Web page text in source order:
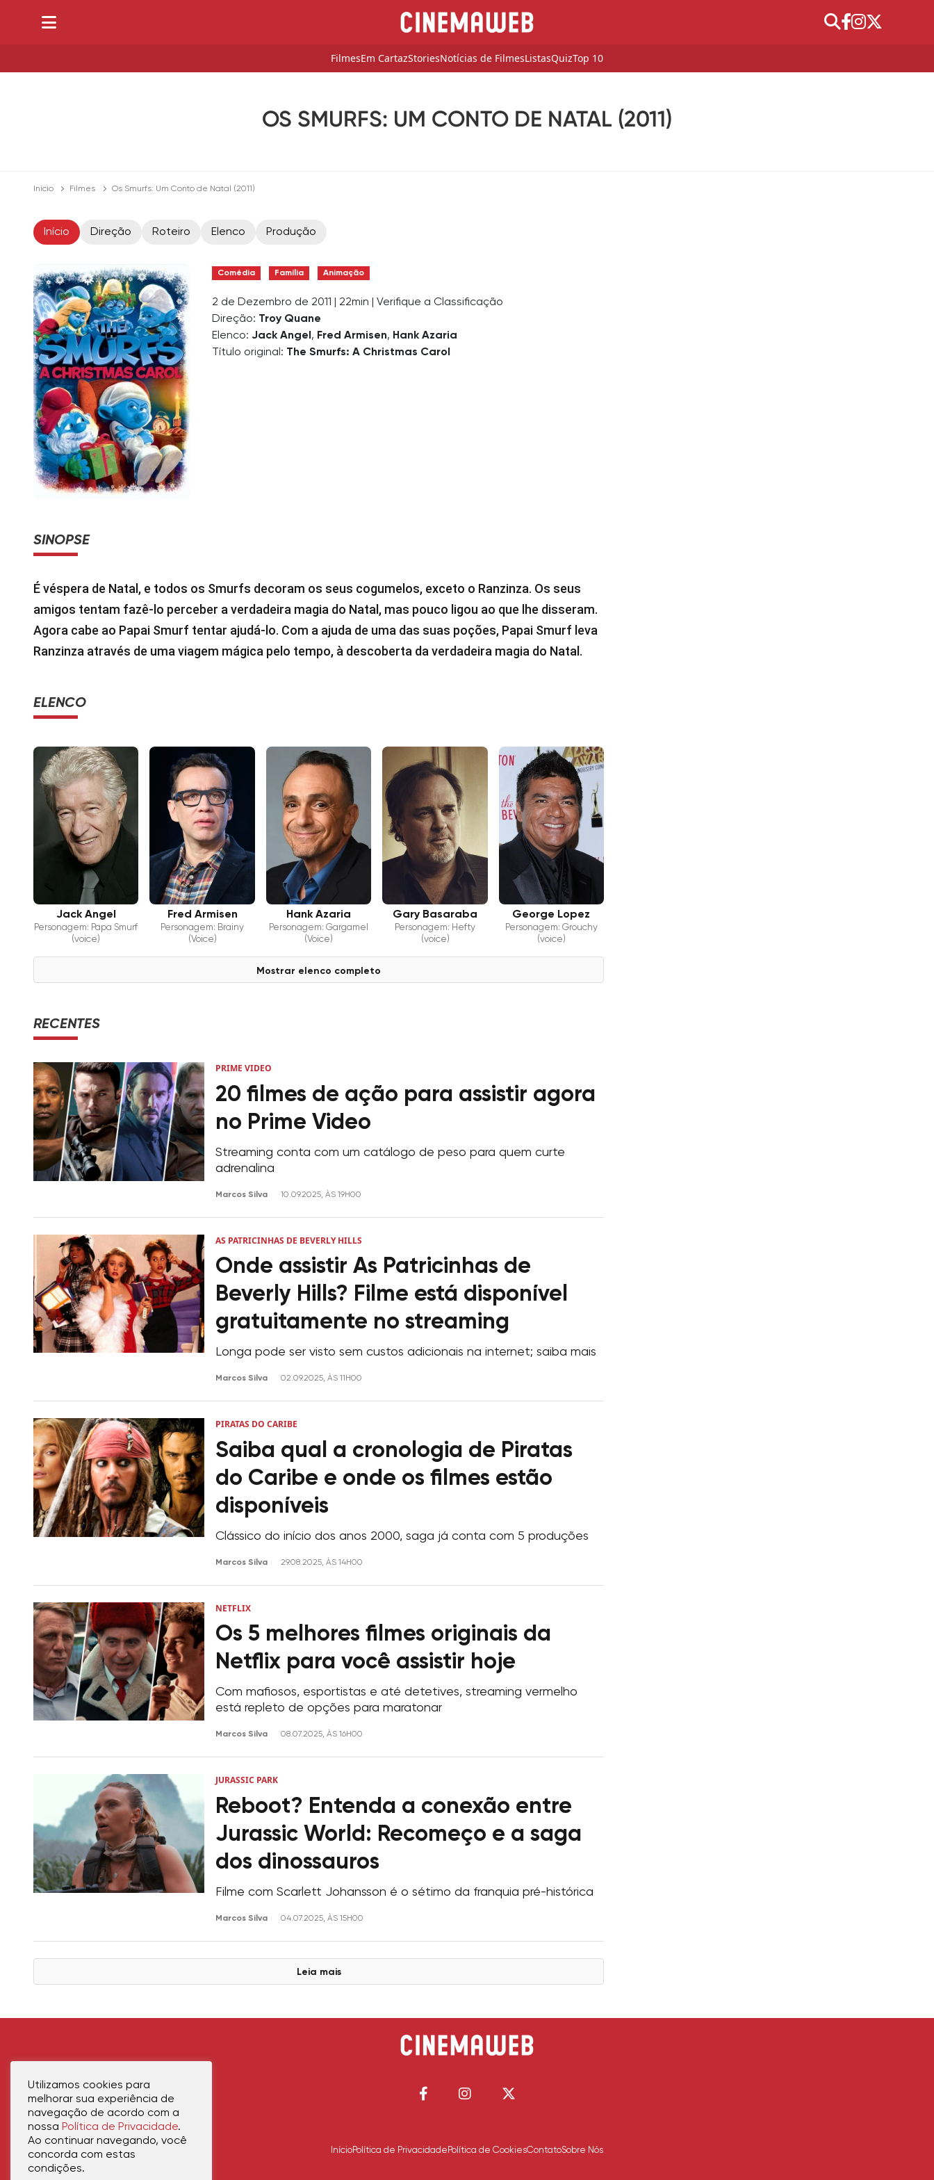
FilmesEm CartazStoriesNotícias de FilmesListasQuizTop 10
OS SMURFS: UM CONTO DE NATAL (2011)
Início Filmes Os Smurfs: Um Conto de Natal (2011)
Início Direção Roteiro Elenco Produção
Comédia Família Animação
2 de Dezembro de 2011 22min
Verifique a Classificação
Direção: Troy Quane
Elenco: Jack Angel , Fred Armisen, Hank Azaria
Título original: The Smurfs: A Christmas Carol
SINOPSE
É véspera de Natal, e todos os Smurfs decoram os seus cogumelos, exceto o Ranzinza. Os seus
amigos tentam fazê-lo perceber a verdadeira magia do Natal, mas pouco ligou ao que lhe disseram.
Agora cabe ao Papai Smurf tentar ajudá-lo. Com a ajuda de uma das suas poções, Papai Smurf leva
Ranzinza através de uma viagem mágica pelo tempo, à descoberta da verdadeira magia do Natal.
ELENCO
Jack Angel
Personagem: Papa Smurf
(voice)
Fred Armisen
Personagem: Brainy
(Voice)
Hank Azaria
Personagem: Gargamel
(Voice)
Gary Basaraba
Personagem: Hefty
(voice)
George Lopez
Personagem: Grouchy
(voice)
Mostrar elenco completo
RECENTES
PRIME VIDEO
20 filmes de ação para assistir agora
no Prime Video
Streaming conta com um catálogo de peso para quem curte
adrenalina
Marcos Silva 10.09.2025, ÀS 19H00
AS PATRICINHAS DE BEVERLY HILLS
Onde assistir As Patricinhas de
Beverly Hills? Filme está disponível
gratuitamente no streaming
Longa pode ser visto sem custos adicionais na internet; saiba mais
Marcos Silva 02.09.2025, ÀS 11H00
PIRATAS DO CARIBE
Saiba qual a cronologia de Piratas
do Caribe e onde os filmes estão
disponíveis
Clássico do início dos anos 2000, saga já conta com 5 produções
Marcos Silva 29.08.2025, ÀS 14H00
NETFLIX
Os 5 melhores filmes originais da
Netflix para você assistir hoje
Com mafiosos, esportistas e até detetives, streaming vermelho
está repleto de opções para maratonar
Marcos Silva 08.07.2025, ÀS 16H00
JURASSIC PARK
Reboot? Entenda a conexão entre
Jurassic World: Recomeço e a saga
dos dinossauros
Filme com Scarlett Johansson é o sétimo da franquia pré-histórica
Marcos Silva 04.07.2025, ÀS 15H00
Leia mais
InícioPolítica de Privacidade Política de CookiesContatoSobre Nós
Utilizamos cookies para
melhorar sua experiência de
navegação de acordo com a
nossa Política de Privacidade.
Ao continuar navegando, você
concorda com estas
condições.